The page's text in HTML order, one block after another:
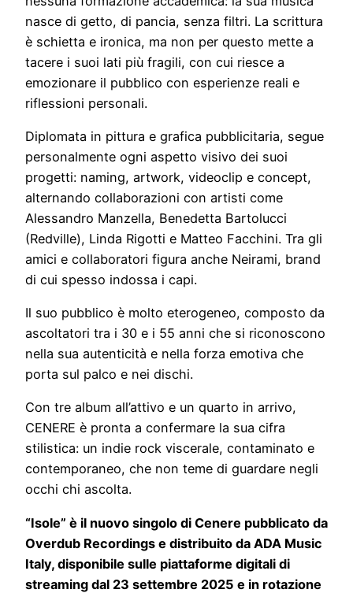
nasce di getto, di pancia, senza filtri. La scrittura
è schietta e ironica, ma non per questo mette a
tacere i suoi lati più fragili, con cui riesce a
emozionare il pubblico con esperienze reali e
riflessioni personali.
Diplomata in pittura e grafica pubblicitaria, segue
personalmente ogni aspetto visivo dei suoi
progetti: naming, artwork, videoclip e concept,
alternando collaborazioni con artisti come
Alessandro Manzella, Benedetta Bartolucci
(Redville), Linda Rigotti e Matteo Facchini. Tra gli
amici e collaboratori figura anche Neirami, brand
di cui spesso indossa i capi.
Il suo pubblico è molto eterogeneo, composto da
ascoltatori tra i 30 e i 55 anni che si riconoscono
nella sua autenticità e nella forza emotiva che
porta sul palco e nei dischi.
Con tre album all’attivo e un quarto in arrivo,
CENERE è pronta a confermare la sua cifra
stilistica: un indie rock viscerale, contaminato e
contemporaneo, che non teme di guardare negli
occhi chi ascolta.
“Isole” è il nuovo singolo di Cenere pubblicato da
Overdub Recordings e distribuito da ADA Music
Italy, disponibile sulle piattaforme digitali di
streaming dal 23 settembre 2025 e in rotazione